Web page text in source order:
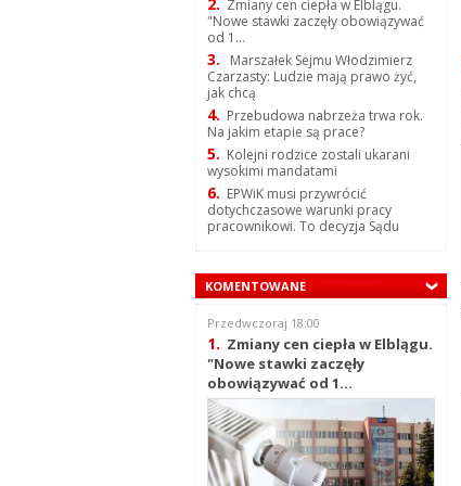
Zmiany cen ciepła w Elblągu.
"Nowe stawki zaczęły obowiązywać
od 1...
3.
Marszałek Sejmu Włodzimierz
Czarzasty: Ludzie mają prawo żyć,
jak chcą
4. Przebudowa nabrzeża trwa rok.
Na jakim etapie są prace?
5. Kolejni rodzice zostali ukarani
wysokimi mandatami
6. EPWiK musi przywrócić
dotychczasowe warunki pracy
pracownikowi. To decyzja Sądu
KOMENTOWANE
Przedwczoraj 18:00
1. Zmiany cen ciepła w Elblągu.
"Nowe stawki zaczęły
obowiązywać od 1...